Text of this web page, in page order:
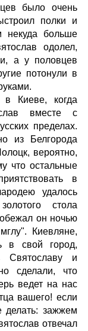
было очень
полки и
некуда больше
одолел,
а у половцев
потонули в
Киеве, когда
вместе с
пределах.
из Белгорода
вероятно,
что остальные
в
удалось
стола
он ночью
Киевляне,
в свой город,
Святославу и
сделали, что
ведет на нас
вашего! если
делать: зажжем
отвечал